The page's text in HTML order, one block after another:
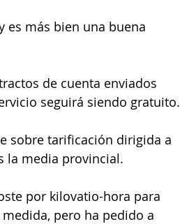
es más bien una buena
de cuenta enviados
seguirá siendo gratuito.
sobre tarificación dirigida a
la media provincial.
por kilovatio-hora para
pero ha pedido a